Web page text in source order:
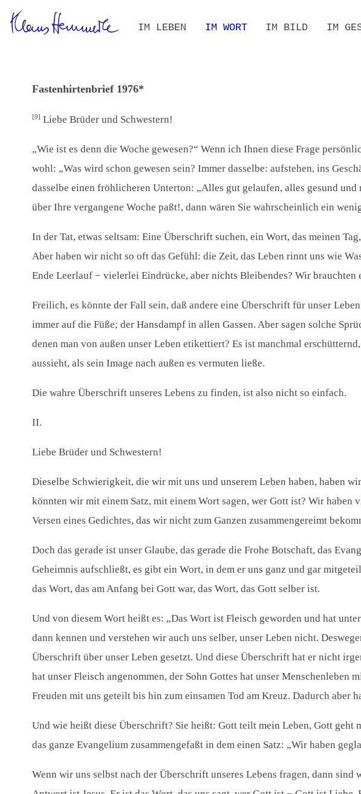
IM LEBEN
IM WORT
IM BILD
IM
Fastenhirtenbrief 1976*
[9] Liebe Brüder und Schwestern!
„Wie ist es denn die Woche gewesen?“ Wenn ich Ihnen diese Frage
wohl: „Was wird schon gewesen sein? Immer dasselbe: aufstehen, ins
dasselbe einen fröhlicheren Unterton: „Alles gut gelaufen, alles gesund
über Ihre vergangene Woche paßt!, dann wären Sie wahrscheinlich ein
In der Tat, etwas seltsam: Eine Überschrift suchen, ein Wort, das meinen
Aber haben wir nicht so oft das Gefühl: die Zeit, das Leben rinnt uns wie
Ende Leerlauf − vielerlei Eindrücke, aber nichts Bleibendes? Wir
Freilich, es könnte der Fall sein, daß andere eine Überschrift für unser
immer auf die Füße; der Hansdampf in allen Gassen. Aber sagen solche
denen man von außen unser Leben etikettiert? Es ist manchmal
aussieht, als sein Image nach außen es vermuten ließe.
Die wahre Überschrift unseres Lebens zu finden, ist also nicht so einfach.
II.
Liebe Brüder und Schwestern!
Dieselbe Schwierigkeit, die wir mit uns und unserem Leben haben, haben
könnten wir mit einem Satz, mit einem Wort sagen, wer Gott ist? Wir
Versen eines Gedichtes, das wir nicht zum Ganzen zusammengereimt
Doch das gerade ist unser Glaube, das gerade die Frohe Botschaft, das
Geheimnis aufschließt, es gibt ein Wort, in dem er uns ganz und gar
das Wort, das am Anfang bei Gott war, das Wort, das Gott selber ist.
Und von diesem Wort heißt es: „Das Wort ist Fleisch geworden und hat
dann kennen und verstehen wir auch uns selber, unser Leben nicht.
Überschrift über unser Leben gesetzt. Und diese Überschrift hat er nicht
hat unser Fleisch angenommen, der Sohn Gottes hat unser
Freuden mit uns geteilt bis hin zum einsamen Tod am Kreuz. Dadurch aber
Und wie heißt diese Überschrift? Sie heißt: Gott teilt mein Leben, Gott
das ganze Evangelium zusammengefaßt in dem einen Satz: „Wir haben
Wenn wir uns selbst nach der Überschrift unseres Lebens fragen, dann